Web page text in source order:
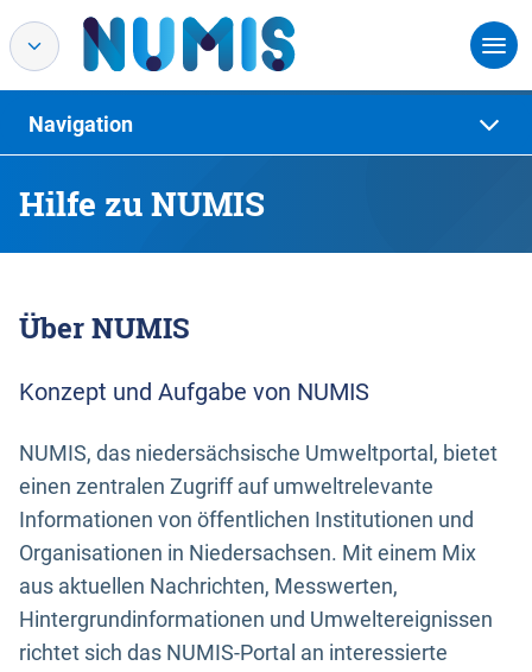
Hilfe zu NUMIS
Navigation
Über NUMIS
Konzept und Aufgabe von NUMIS
NUMIS, das niedersächsische Umweltportal, bietet
einen zentralen Zugriff auf umweltrelevante
Informationen von öffentlichen Institutionen und
Organisationen in Niedersachsen. Mit einem Mix
aus aktuellen Nachrichten, Messwerten,
Hintergrundinformationen und Umweltereignissen
richtet sich das NUMIS-Portal an interessierte